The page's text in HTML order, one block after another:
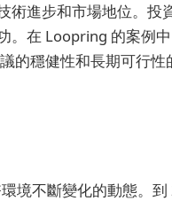
術進步和市場地位。投
。在 Loopring 的案例
的穩健性和長期可行性
境不斷變化的動態。到